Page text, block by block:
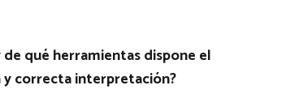
qué herramientas dispone el
y correcta interpretación?